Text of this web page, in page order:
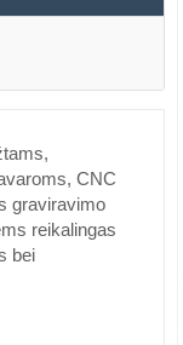
CNC
graviravimo
reikalingas
bei